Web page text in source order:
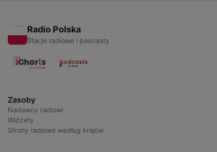
Radio Polska
Stacje radiowe i podcasty
Zasoby
Nadawcy radiowi
Widżety
Strony radiowe według krajów